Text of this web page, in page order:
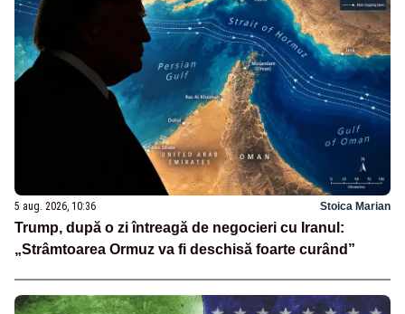
5 aug. 2026, 10:36 Stoica Marian
Trump, după o zi întreagă de negocieri cu Iranul:
„Strâmtoarea Ormuz va fi deschisă foarte curând”